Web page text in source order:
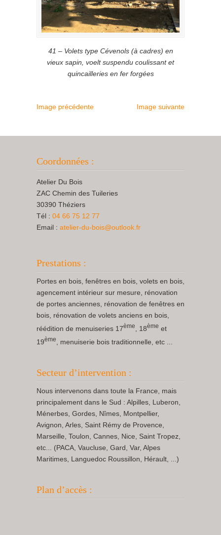
41 – Volets type Cévenols (à cadres) en
vieux sapin, voelt suspendu coulissant et
quincailleries en fer forgées
Image précédente Image suivante
Coordonnées :
Atelier Du Bois
ZAC Chemin des Tuileries
30390 Théziers
Tél : 04 66 75 12 77
Email : atelier-du-bois@outlook.fr
Prestations :
Portes en bois, fenêtres en bois, volets en bois,
agencement intérieur sur mesure, rénovation
de portes anciennes, rénovation de fenêtres en
bois, rénovation de volets anciens en bois,
réédition de menuiseries 17ème , 18ème et
19ème , menuiserie bois traditionnelle, etc ...
Secteur d’intervention :
Nous intervenons dans toute la France, mais
principalement dans le Sud : Alpilles, Luberon,
Ménerbes, Gordes, Nîmes, Montpellier,
Avignon, Arles, Saint Rémy de Provence,
Marseille, Toulon, Cannes, Nice, Saint Tropez,
etc... (PACA, Vaucluse, Gard, Var, Alpes
Maritimes, Languedoc Roussillon, Hérault, ...)
Plan d’accès :